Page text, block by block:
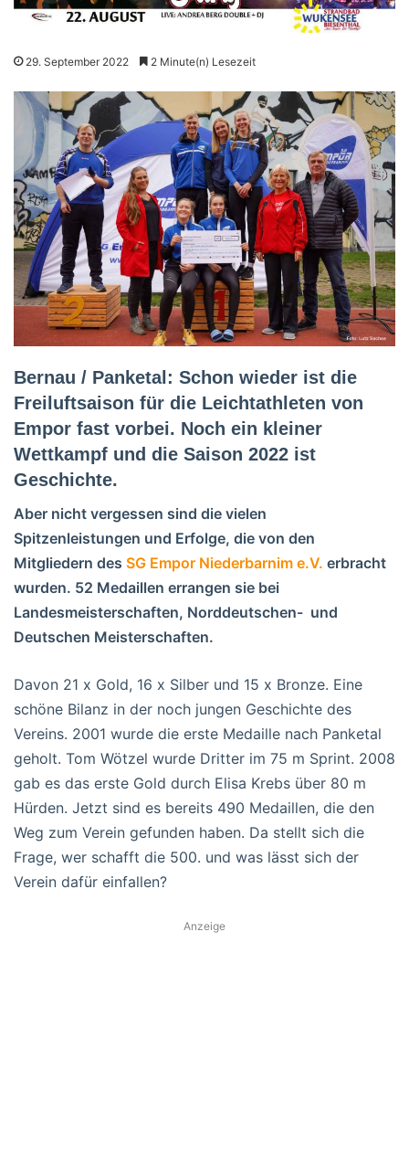
29. September 2022 2 Minute(n) Lesezeit
Bernau / Panketal: Schon wieder ist die
Freiluftsaison für die Leichtathleten von
Empor fast vorbei. Noch ein kleiner
Wettkampf und die Saison 2022 ist
Geschichte.
Aber nicht vergessen sind die vielen
Spitzenleistungen und Erfolge, die von den
Mitgliedern des SG Empor Niederbarnim e.V. erbracht
wurden. 52 Medaillen errangen sie bei
Landesmeisterschaften, Norddeutschen- und
Deutschen Meisterschaften.
Davon 21 x Gold, 16 x Silber und 15 x Bronze. Eine
schöne Bilanz in der noch jungen Geschichte des
Vereins. 2001 wurde die erste Medaille nach Panketal
geholt. Tom Wötzel wurde Dritter im 75 m Sprint. 2008
gab es das erste Gold durch Elisa Krebs über 80 m
Hürden. Jetzt sind es bereits 490 Medaillen, die den
Weg zum Verein gefunden haben. Da stellt sich die
Frage, wer schafft die 500. und was lässt sich der
Verein dafür einfallen?
Anzeige